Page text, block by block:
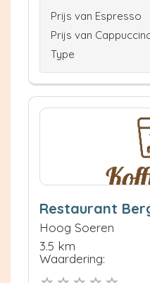
Prijs van Espresso
Prijs van
Type
Restaurant
Hoog Soeren
3.5 km
Waardering: